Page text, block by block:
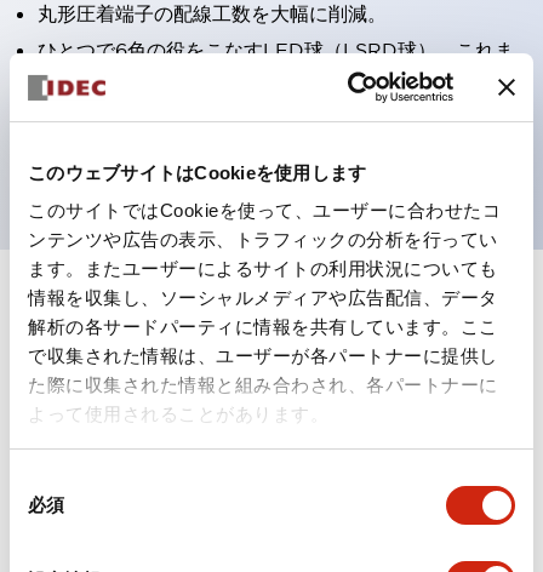
このウェブサイトはCookieを使用します
このサイトではCookieを使って、ユーザーに合わせたコ
ンテンツや広告の表示、トラフィックの分析を行ってい
ます。またユーザーによるサイトの利用状況についても
情報を収集し、ソーシャルメディアや広告配信、データ
解析の各サードパーティに情報を共有しています。ここ
で収集された情報は、ユーザーが各パートナーに提供し
た際に収集された情報と組み合わされ、各パートナーに
よって使用されることがあります。
必須
丸形圧着端子の配線工数を大幅に削減。
ひとつで6色の役をこなすLED球（LSRD球）。これま
で色ごとに分かれていたLED球を、1色のLED球で各色
を表現できるようにしました。
UL、CSA、TÜV、CCC認証品。（一部機種は除く）
仕様 すべて展開
形状仕様
電気的仕様(照光部定格)
環境仕様